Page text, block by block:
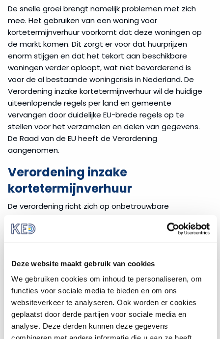
Deze website maakt gebruik van cookies
We gebruiken cookies om inhoud te personaliseren, om
functies voor sociale media te bieden en om ons
websiteverkeer te analyseren. Ook worden er cookies
geplaatst door derde partijen voor sociale media en
analyse. Deze derden kunnen deze gegevens
De snelle groei brengt namelijk problemen met zich
mee. Het gebruiken van een woning voor
kortetermijnverhuur voorkomt dat deze woningen op
de markt komen. Dit zorgt er voor dat huurprijzen
enorm stijgen en dat het tekort aan beschikbare
woningen verder oploopt, wat niet bevorderend is
voor de al bestaande woningcrisis in Nederland. De
Verordening inzake kortetermijnverhuur wil de huidige
uiteenlopende regels per land en gemeente
vervangen door duidelijke EU-brede regels op te
stellen voor het verzamelen en delen van gegevens.
De Raad van de EU heeft de Verordening
aangenomen.
Verordening inzake
kortetermijnverhuur
De verordening richt zich op onbetrouwbare
voor korte termijnen aanbieden. Dit maakt het lastig
voor autoriteiten om goed beleid te maken en te
de Verordening is transparantie bieden op het gebied
van kortetermijnverhuur en het ondersteunen van
duurzaam toerisme.
De belangrijkste maatregelen zijn:
het verplicht stellen van registratie van de